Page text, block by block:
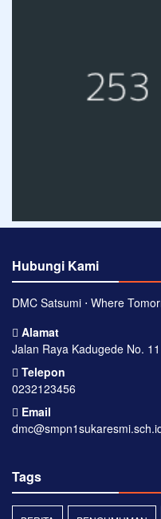
Hubungi Kami
DMC Satsumi ⋅ Where
Alamat
Jalan Raya Kadugede No. 11
Telepon
0232123456
Email
Tags